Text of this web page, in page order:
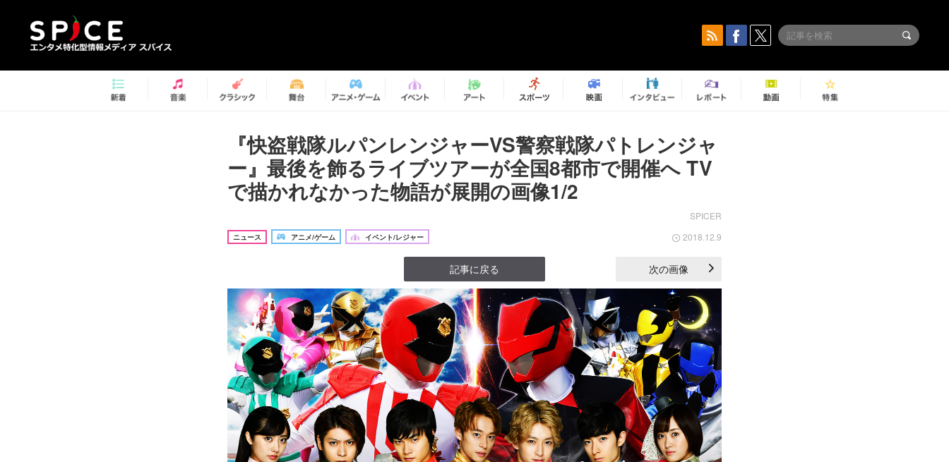
『快盗戦隊ルパンレンジャーVS警察戦隊パトレンジャ
ー』最後を飾るライブツアーが全国8都市で開催へ TV
で描かれなかった物語が展開の画像1/2
SPICER
ニュース アニメ/ゲーム イベント/レジャー 2018.12.9
記事に戻る 次の画像